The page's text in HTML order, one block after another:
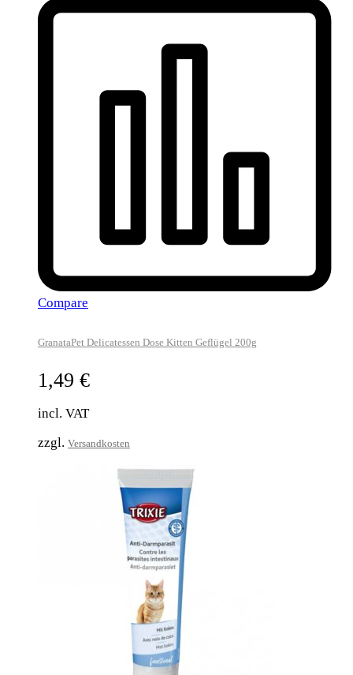
Compare
GranataPet Delicatessen Dose Kitten Geflügel 200g
1,49 €
incl. VAT
zzgl. Versandkosten